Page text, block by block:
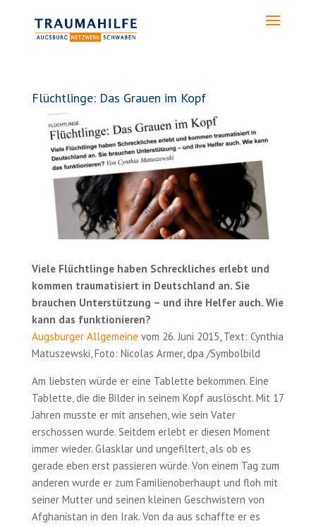
Flüchtlinge: Das Grauen im Kopf
Viele Flüchtlinge haben Schreckliches erlebt und
kommen traumatisiert in Deutschland an. Sie
brauchen Unterstützung – und ihre Helfer auch. Wie
kann das funktionieren?
Augsburger Allgemeine vom 26. Juni 2015, Text: Cynthia
Matuszewski, Foto: Nicolas Armer, dpa /Symbolbild
Am liebsten würde er eine Tablette bekommen. Eine
Tablette, die die Bilder in seinem Kopf auslöscht. Mit 17
Jahren musste er mit ansehen, wie sein Vater
erschossen wurde. Seitdem erlebt er diesen Moment
immer wieder. Glasklar und ungefiltert, als ob es
gerade eben erst passieren würde. Von einem Tag zum
anderen wurde er zum Familienoberhaupt und floh mit
seiner Mutter und seinen kleinen Geschwistern von
Afghanistan in den Irak. Von da aus schaffte er es